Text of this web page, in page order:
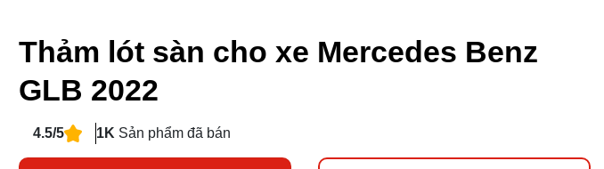
Thảm lót sàn cho xe Mercedes Benz
GLB 2022
4.5/5 1K Sản phẩm đã bán